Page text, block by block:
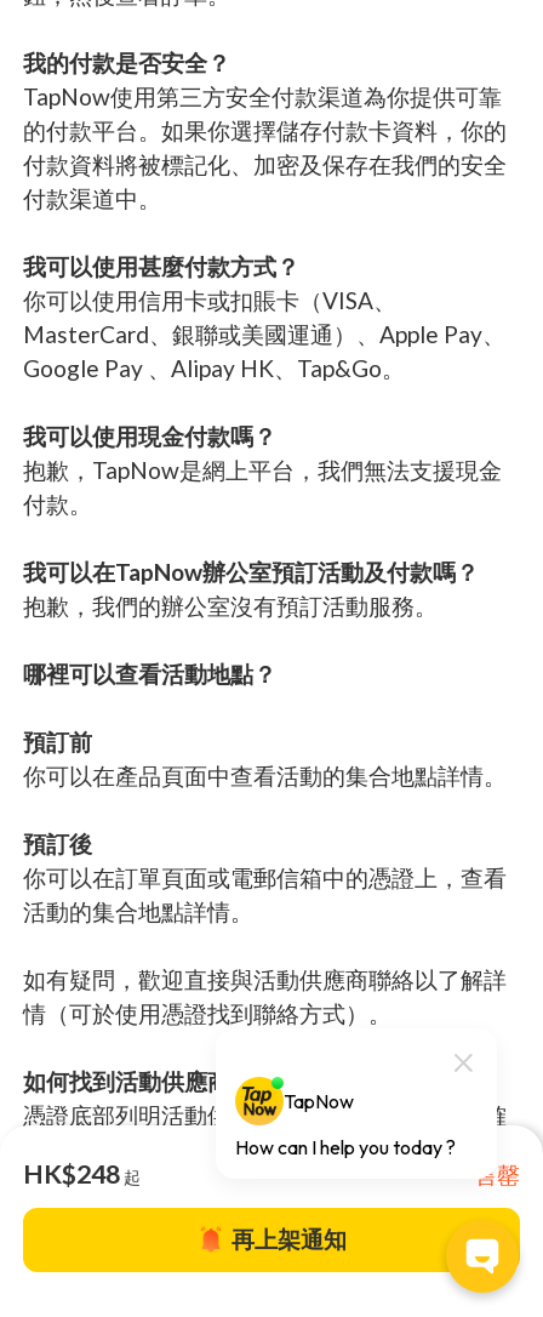
我的付款是否安全？
TapNow使用第三方安全付款渠道為你提供可靠
的付款平台。如果你選擇儲存付款卡資料，你的
付款資料將被標記化、加密及保存在我們的安全
付款渠道中。
我可以使用甚麼付款方式？
你可以使用信用卡或扣賬卡（VISA、
MasterCard、銀聯或美國運通）、Apple Pay、
Google Pay 、Alipay HK、Tap&Go。
我可以使用現金付款嗎？
抱歉，TapNow是網上平台，我們無法支援現金
付款。
我可以在TapNow辦公室預訂活動及付款嗎？
抱歉，我們的辦公室沒有預訂活動服務。
哪裡可以查看活動地點？
預訂前
你可以在產品頁面中查看活動的集合地點詳情。
預訂後
你可以在訂單頁面或電郵信箱中的憑證上，查看
活動的集合地點詳情。
如有疑問，歡迎直接與活動供應商聯絡以了解詳
情（可於使用憑證找到聯絡方式）。
如何找到活動供應商的聯絡方法？
憑證底部列明活動供應商的聯絡方法，在訂單確
認後，你會透過電郵接收到活動憑證。
你可能還會喜歡⋯⋯
HK$248 起 售罄
再上架通知